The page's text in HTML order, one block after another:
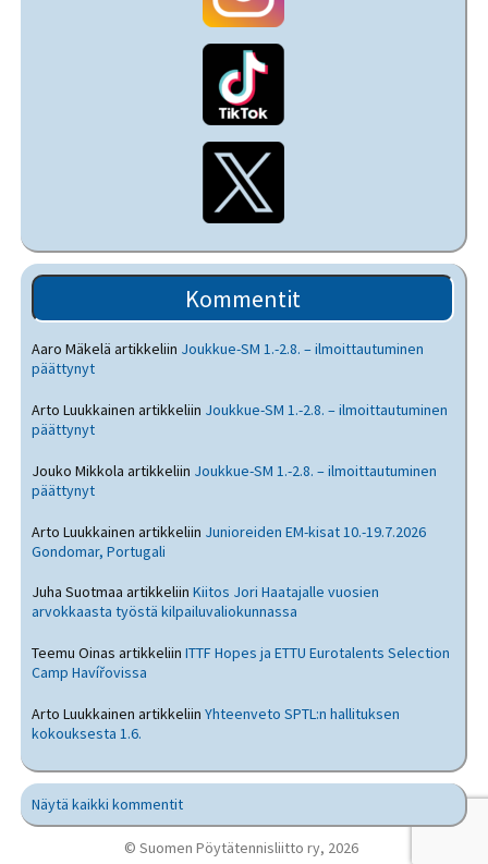
Kommentit
Aaro Mäkelä artikkeliin Joukkue-SM 1.-2.8. – ilmoittautuminen
päättynyt
Arto Luukkainen artikkeliin Joukkue-SM 1.-2.8. – ilmoittautuminen
päättynyt
Jouko Mikkola artikkeliin Joukkue-SM 1.-2.8. – ilmoittautuminen
päättynyt
Arto Luukkainen artikkeliin Junioreiden EM-kisat 10.-19.7.2026
Gondomar, Portugali
Juha Suotmaa artikkeliinKiitos Jori Haatajalle vuosien
arvokkaasta työstä kilpailuvaliokunnassa
Teemu Oinas artikkeliinITTF Hopes ja ETTU Eurotalents Selection
Camp Havířovissa
Arto Luukkainen artikkeliinYhteenveto SPTL:n hallituksen
kokouksesta 1.6.
Näytä kaikki kommentit
© Suomen Pöytätennisliitto ry, 2026